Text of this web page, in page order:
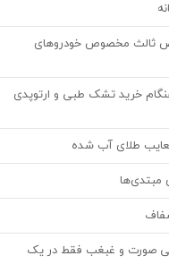
ثالث مخصوص خودروهای
خرید تشک طبی و ارتوپدی
طلای آب شده
مبتدی‌ها
صورت و غبغب فقط در یک